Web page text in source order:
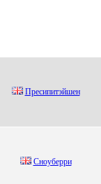
Пресипитэйшен
Сноубeppи